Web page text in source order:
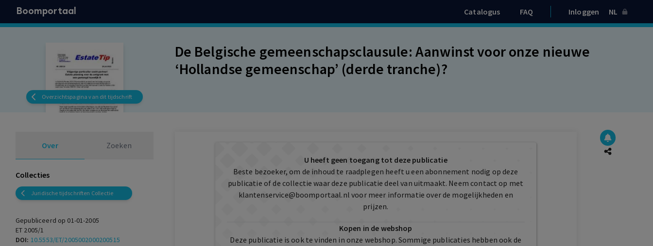
Boomportaal Catalogus FAQ Inloggen NL
Overzichtspagina van dit tijdschrift
De Belgische gemeenschapsclausule: Aanwinst voor onze nieuwe
‘Hollandse gemeenschap’ (derde tranche)?
Over Zoeken
Collecties
Juridische tijdschriften Collectie
Gepubliceerd op 01-01-2005
ET 2005/1
DOI: 10.5553/ET/2005002000200515
U heeft geen toegang tot deze publicatie
Beste bezoeker, om de inhoud te raadplegen heeft u een abonnement nodig op deze
publicatie of de collectie waar deze publicatie deel van uitmaakt. Neem contact op met
klantenservice@boomportaal.nl voor meer informatie over de mogelijkheden en
prijzen.
Kopen in de webshop
Deze publicatie is ook te vinden in onze webshop. Sommige publicaties hebben ook de